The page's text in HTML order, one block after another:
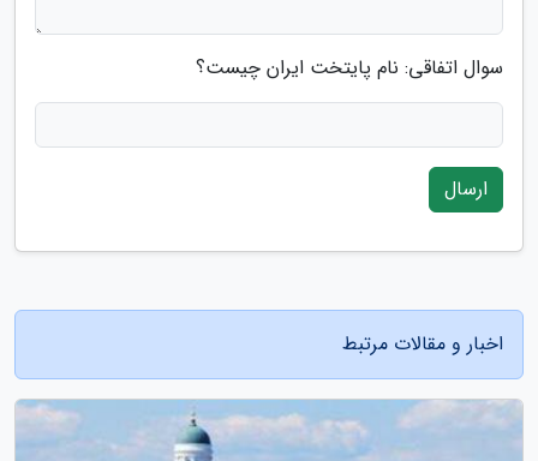
سوال اتفاقی: نام پایتخت ایران چیست؟
ارسال
اخبار و مقالات مرتبط